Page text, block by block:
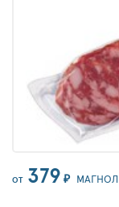
ОТ 379 ₽